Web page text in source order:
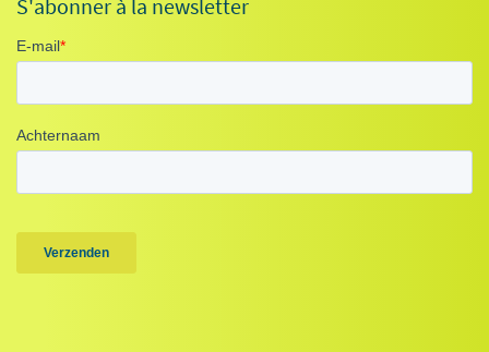
S'abonner à la newsletter